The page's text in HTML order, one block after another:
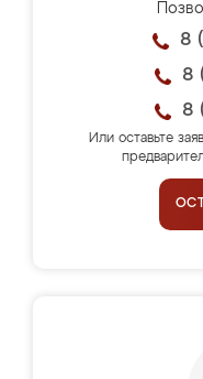
8
8
8
Или оставьте